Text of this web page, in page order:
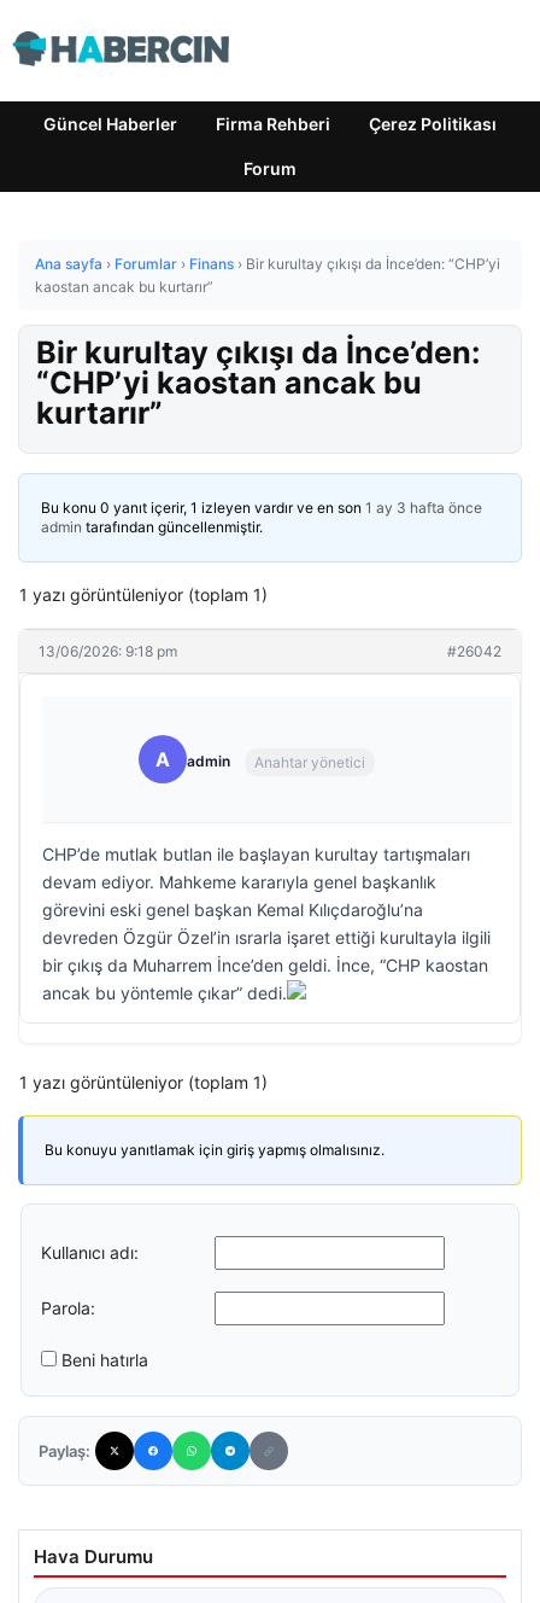
Güncel Haberler Firma Rehberi Çerez Politikası
Forum
Ana sayfa › Forumlar › Finans › Bir kurultay çıkışı da İnce’den: “CHP’yi
kaostan ancak bu kurtarır”
Bir kurultay çıkışı da İnce’den:
“CHP’yi kaostan ancak bu
kurtarır”
Bu konu 0 yanıt içerir, 1 izleyen vardır ve en son 1 ay 3 hafta önce
admin tarafından güncellenmiştir.
1 yazı görüntüleniyor (toplam 1)
13/06/2026: 9:18 pm #26042
A admin Anahtar yönetici
CHP’de mutlak butlan ile başlayan kurultay tartışmaları
devam ediyor. Mahkeme kararıyla genel başkanlık
görevini eski genel başkan Kemal Kılıçdaroğlu’na
devreden Özgür Özel’in ısrarla işaret ettiği kurultayla ilgili
bir çıkış da Muharrem İnce’den geldi. İnce, “CHP kaostan
ancak bu yöntemle çıkar” dedi.
1 yazı görüntüleniyor (toplam 1)
Bu konuyu yanıtlamak için giriş yapmış olmalısınız.
Kullanıcı adı:
Parola:
Beni hatırla
Paylaş:
Hava Durumu